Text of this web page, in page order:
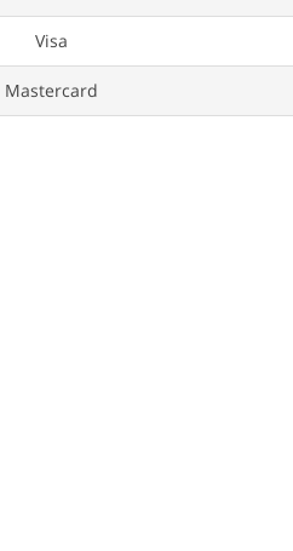
Visa
Mastercard